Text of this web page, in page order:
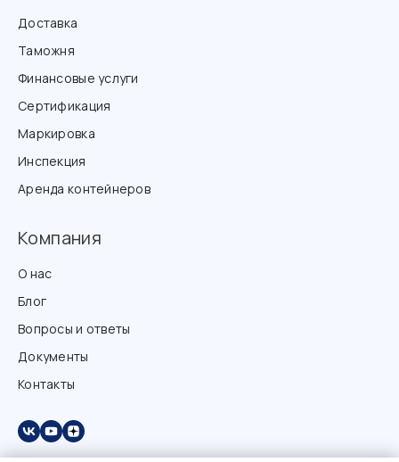
Доставка
Таможня
Финансовые услуги
Сертификация
Маркировка
Инспекция
Аренда контейнеров
Компания
О нас
Блог
Вопросы и ответы
Документы
Контакты